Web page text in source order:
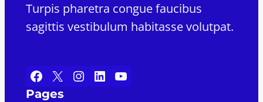
Turpis pharetra congue faucibus
sagittis vestibulum habitasse volutpat.
Facebook X Instagram LinkedIn YouTube
Pages